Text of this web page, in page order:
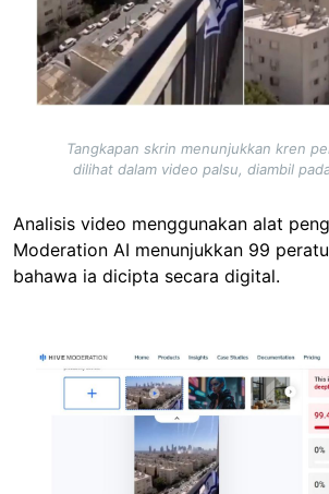
Tangkapan skrin menunjukkan kren
dilihat dalam video palsu, diambil
Analisis video menggunakan alat
Moderation AI menunjukkan 99
bahawa ia dicipta secara digital.
Image